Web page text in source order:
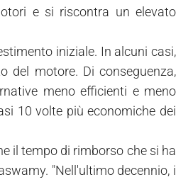
e si riscontra un elevato
iniziale. In alcuni casi,
del motore. Di conseguenza,
meno efficienti e meno
10 volte più economiche dei
il tempo di rimborso che si ha
"Nell'ultimo decennio, i